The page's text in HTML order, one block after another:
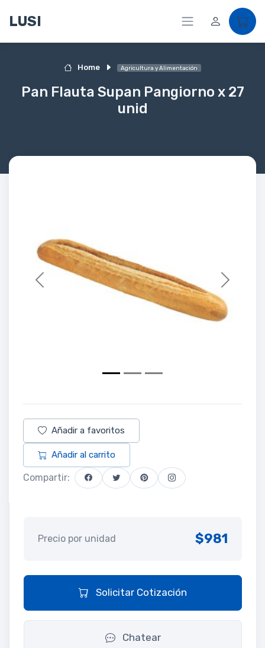
LUSI
Home Agricultura y Alimentación
Pan Flauta Supan Pangiorno x 27
unid
Previous Next
Añadir a favoritos
Añadir al carrito
Compartir:
Precio por unidad $981
Solicitar Cotización
Chatear